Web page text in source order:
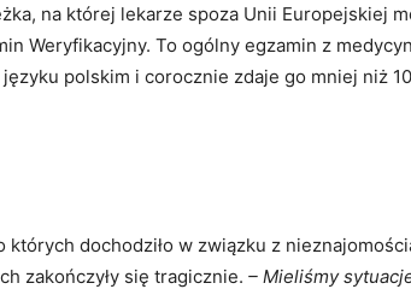
na której lekarze spoza Unii Europejskiej
Weryfikacyjny. To ogólny egzamin z
polskim i corocznie zdaje go mniej niż 10
których dochodziło w związku z
zakończyły się tragicznie. – Mieliśmy